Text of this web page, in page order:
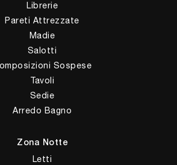
Librerie
Pareti Attrezzate
Madie
Salotti
Sospese
Tavoli
Sedie
Arredo Bagno
Zona Notte
Letti